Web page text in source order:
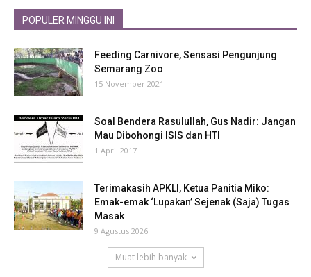
POPULER MINGGU INI
Feeding Carnivore, Sensasi Pengunjung
Semarang Zoo
15 November 2021
Soal Bendera Rasulullah, Gus Nadir: Jangan
Mau Dibohongi ISIS dan HTI
1 April 2017
Terimakasih APKLI, Ketua Panitia Miko:
Emak-emak ‘Lupakan’ Sejenak (Saja) Tugas
Masak
9 Agustus 2026
Muat lebih banyak